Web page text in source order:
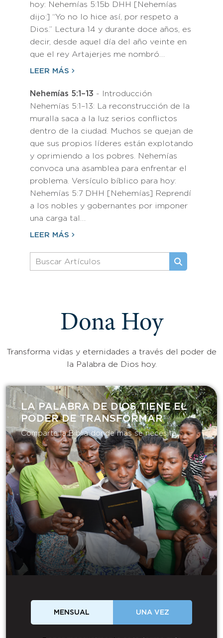
hoy: Nehemías 5:15b DHH [Nehemías
dijo:] “Yo no lo hice así, por respeto a
Dios.” Lectura 14 y durante doce años, es
decir, desde aquel día del año veinte en
que el rey Artajerjes me nombró…
LEER MÁS
Nehemías 5:1–13 - Introducción
Nehemías 5:1–13: La reconstrucción de la
muralla saca a la luz serios conflictos
dentro de la ciudad. Muchos se quejan de
que sus propios líderes están explotando
y oprimiendo a los pobres. Nehemías
convoca una asamblea para enfrentar el
problema. Versículo bíblico para hoy:
Nehemías 5:7 DHH [Nehemías] Reprendí
a los nobles y gobernantes por imponer
una carga tal…
LEER MÁS
Dona Hoy
Transforma vidas y eternidades a través del poder de
la Palabra de Dios hoy.
LA PALABRA DE DIOS TIENE EL
PODER DE TRANSFORMAR​
Comparte la Biblia donde más se necesita.
MENSUAL UNA VEZ